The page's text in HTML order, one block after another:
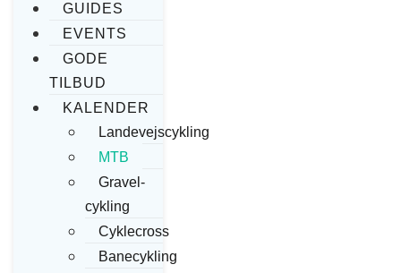
GUIDES
EVENTS
GODE
TILBUD
KALENDER
Landevejscykling
MTB
Gravel-
cykling
Cyklecross
Banecykling